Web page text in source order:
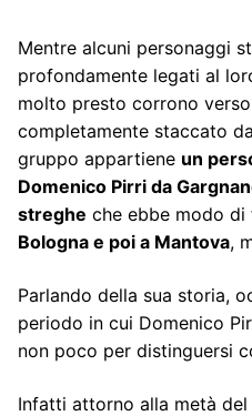
Mentre alcuni personaggi
profondamente legati al
molto presto corrono
completamente staccato
gruppo appartiene un
Domenico Pirri da
streghe che ebbe modo di
Bologna e poi a Mantova,
Parlando della sua storia,
periodo in cui Domenico
non poco per distinguersi
Infatti attorno alla metà